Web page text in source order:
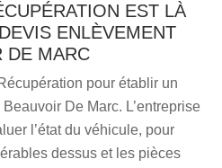
EST LÀ
ENLÈVEMENT
DE MARC
pour établir un
De Marc. L’entreprise
l’état du véhicule, pour
dessus et les pièces